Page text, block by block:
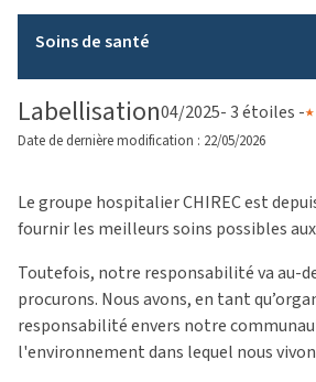
Soins de santé
Labellisation04/2025- 3 étoiles -
Date de dernière modification : 22/05/2026
Le groupe hospitalier CHIREC est
fournir les meilleurs soins possibles
Toutefois, notre responsabilité va au-
procurons. Nous avons, en tant
responsabilité envers notre
l'environnement dans lequel nous